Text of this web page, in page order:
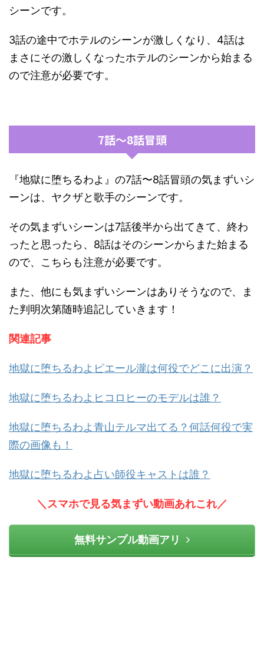
シーンです。
3話の途中でホテルのシーンが激しくなり、4話は
まさにその激しくなったホテルのシーンから始まる
ので注意が必要です。
7話〜8話冒頭
『地獄に堕ちるわよ』の7話〜8話冒頭の気まずいシ
ーンは、ヤクザと歌手のシーンです。
その気まずいシーンは7話後半から出てきて、終わ
ったと思ったら、8話はそのシーンからまた始まる
ので、こちらも注意が必要です。
また、他にも気まずいシーンはありそうなので、ま
た判明次第随時追記していきます！
関連記事
地獄に堕ちるわよピエール瀧は何役でどこに出演？
地獄に堕ちるわよヒコロヒーのモデルは誰？
地獄に堕ちるわよ青山テルマ出てる？何話何役で実
際の画像も！
地獄に堕ちるわよ占い師役キャストは誰？
＼スマホで見る気まずい動画あれこれ／
無料サンプル動画アリ